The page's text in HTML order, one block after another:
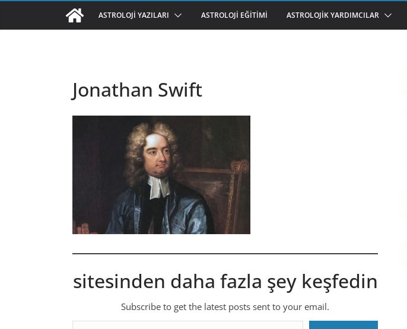
ASTROLOJI YAZILARI ASTROLOJI EĞITIMI ASTROLOJIK YARDIMCILAR
Jonathan Swift
sitesinden daha fazla şey keşfedin
Subscribe to get the latest posts sent to your email.
E-postanızı yazın…